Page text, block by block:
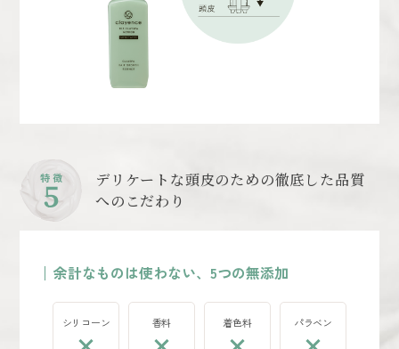
特 徴
5
デリケートな頭⽪のための徹底した品質
へのこだわり
余計なものは使わない、5つの無添加
シリコーン 香料 着色料 パラベン